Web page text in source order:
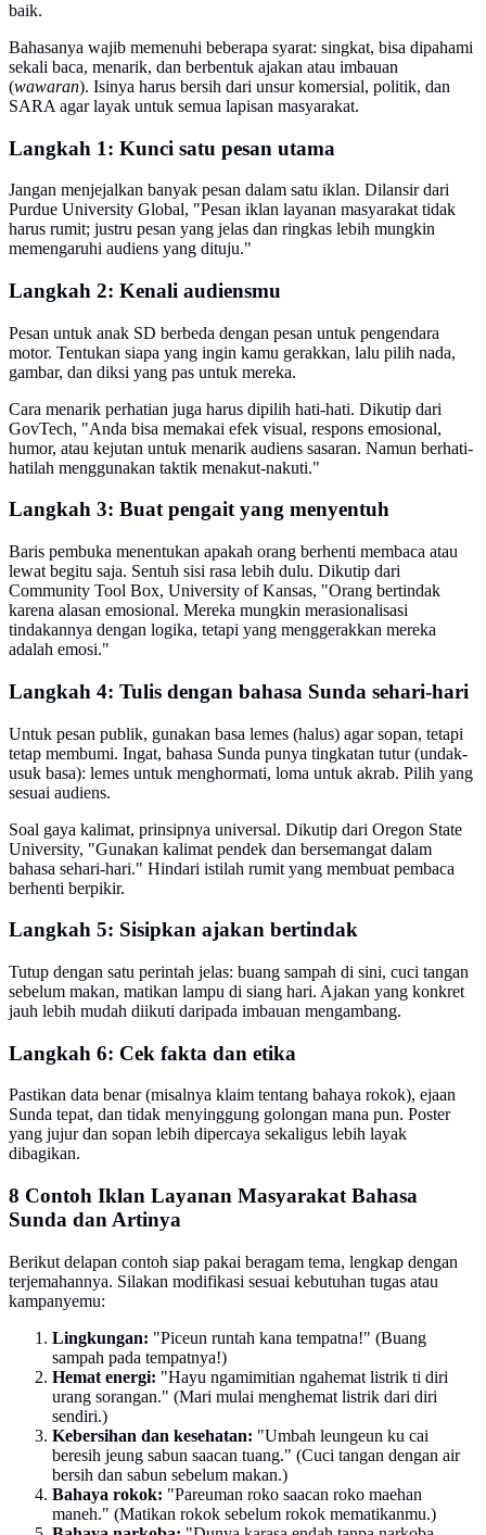
baik.
Bahasanya wajib memenuhi beberapa syarat: singkat, bisa dipahami
sekali baca, menarik, dan berbentuk ajakan atau imbauan
(wawaran). Isinya harus bersih dari unsur komersial, politik, dan
SARA agar layak untuk semua lapisan masyarakat.
Langkah 1: Kunci satu pesan utama
Jangan menjejalkan banyak pesan dalam satu iklan. Dilansir dari
Purdue University Global, "Pesan iklan layanan masyarakat tidak
harus rumit; justru pesan yang jelas dan ringkas lebih mungkin
memengaruhi audiens yang dituju."
Langkah 2: Kenali audiensmu
Pesan untuk anak SD berbeda dengan pesan untuk pengendara
motor. Tentukan siapa yang ingin kamu gerakkan, lalu pilih nada,
gambar, dan diksi yang pas untuk mereka.
Cara menarik perhatian juga harus dipilih hati-hati. Dikutip dari
GovTech, "Anda bisa memakai efek visual, respons emosional,
humor, atau kejutan untuk menarik audiens sasaran. Namun berhati-
hatilah menggunakan taktik menakut-nakuti."
Langkah 3: Buat pengait yang menyentuh
Baris pembuka menentukan apakah orang berhenti membaca atau
lewat begitu saja. Sentuh sisi rasa lebih dulu. Dikutip dari
Community Tool Box, University of Kansas, "Orang bertindak
karena alasan emosional. Mereka mungkin merasionalisasi
tindakannya dengan logika, tetapi yang menggerakkan mereka
adalah emosi."
Langkah 4: Tulis dengan bahasa Sunda sehari-hari
Untuk pesan publik, gunakan basa lemes (halus) agar sopan, tetapi
tetap membumi. Ingat, bahasa Sunda punya tingkatan tutur (undak-
usuk basa): lemes untuk menghormati, loma untuk akrab. Pilih yang
sesuai audiens.
Soal gaya kalimat, prinsipnya universal. Dikutip dari Oregon State
University, "Gunakan kalimat pendek dan bersemangat dalam
bahasa sehari-hari." Hindari istilah rumit yang membuat pembaca
berhenti berpikir.
Langkah 5: Sisipkan ajakan bertindak
Tutup dengan satu perintah jelas: buang sampah di sini, cuci tangan
sebelum makan, matikan lampu di siang hari. Ajakan yang konkret
jauh lebih mudah diikuti daripada imbauan mengambang.
Langkah 6: Cek fakta dan etika
Pastikan data benar (misalnya klaim tentang bahaya rokok), ejaan
Sunda tepat, dan tidak menyinggung golongan mana pun. Poster
yang jujur dan sopan lebih dipercaya sekaligus lebih layak
dibagikan.
8 Contoh Iklan Layanan Masyarakat Bahasa
Sunda dan Artinya
Berikut delapan contoh siap pakai beragam tema, lengkap dengan
terjemahannya. Silakan modifikasi sesuai kebutuhan tugas atau
kampanyemu:
Lingkungan: "Piceun runtah kana tempatna!" (Buang
sampah pada tempatnya!)
Hemat energi: "Hayu ngamimitian ngahemat listrik ti diri
urang sorangan." (Mari mulai menghemat listrik dari diri
sendiri.)
Kebersihan dan kesehatan: "Umbah leungeun ku cai
beresih jeung sabun saacan tuang." (Cuci tangan dengan air
bersih dan sabun sebelum makan.)
Bahaya rokok: "Pareuman roko saacan roko maehan
maneh." (Matikan rokok sebelum rokok mematikanmu.)